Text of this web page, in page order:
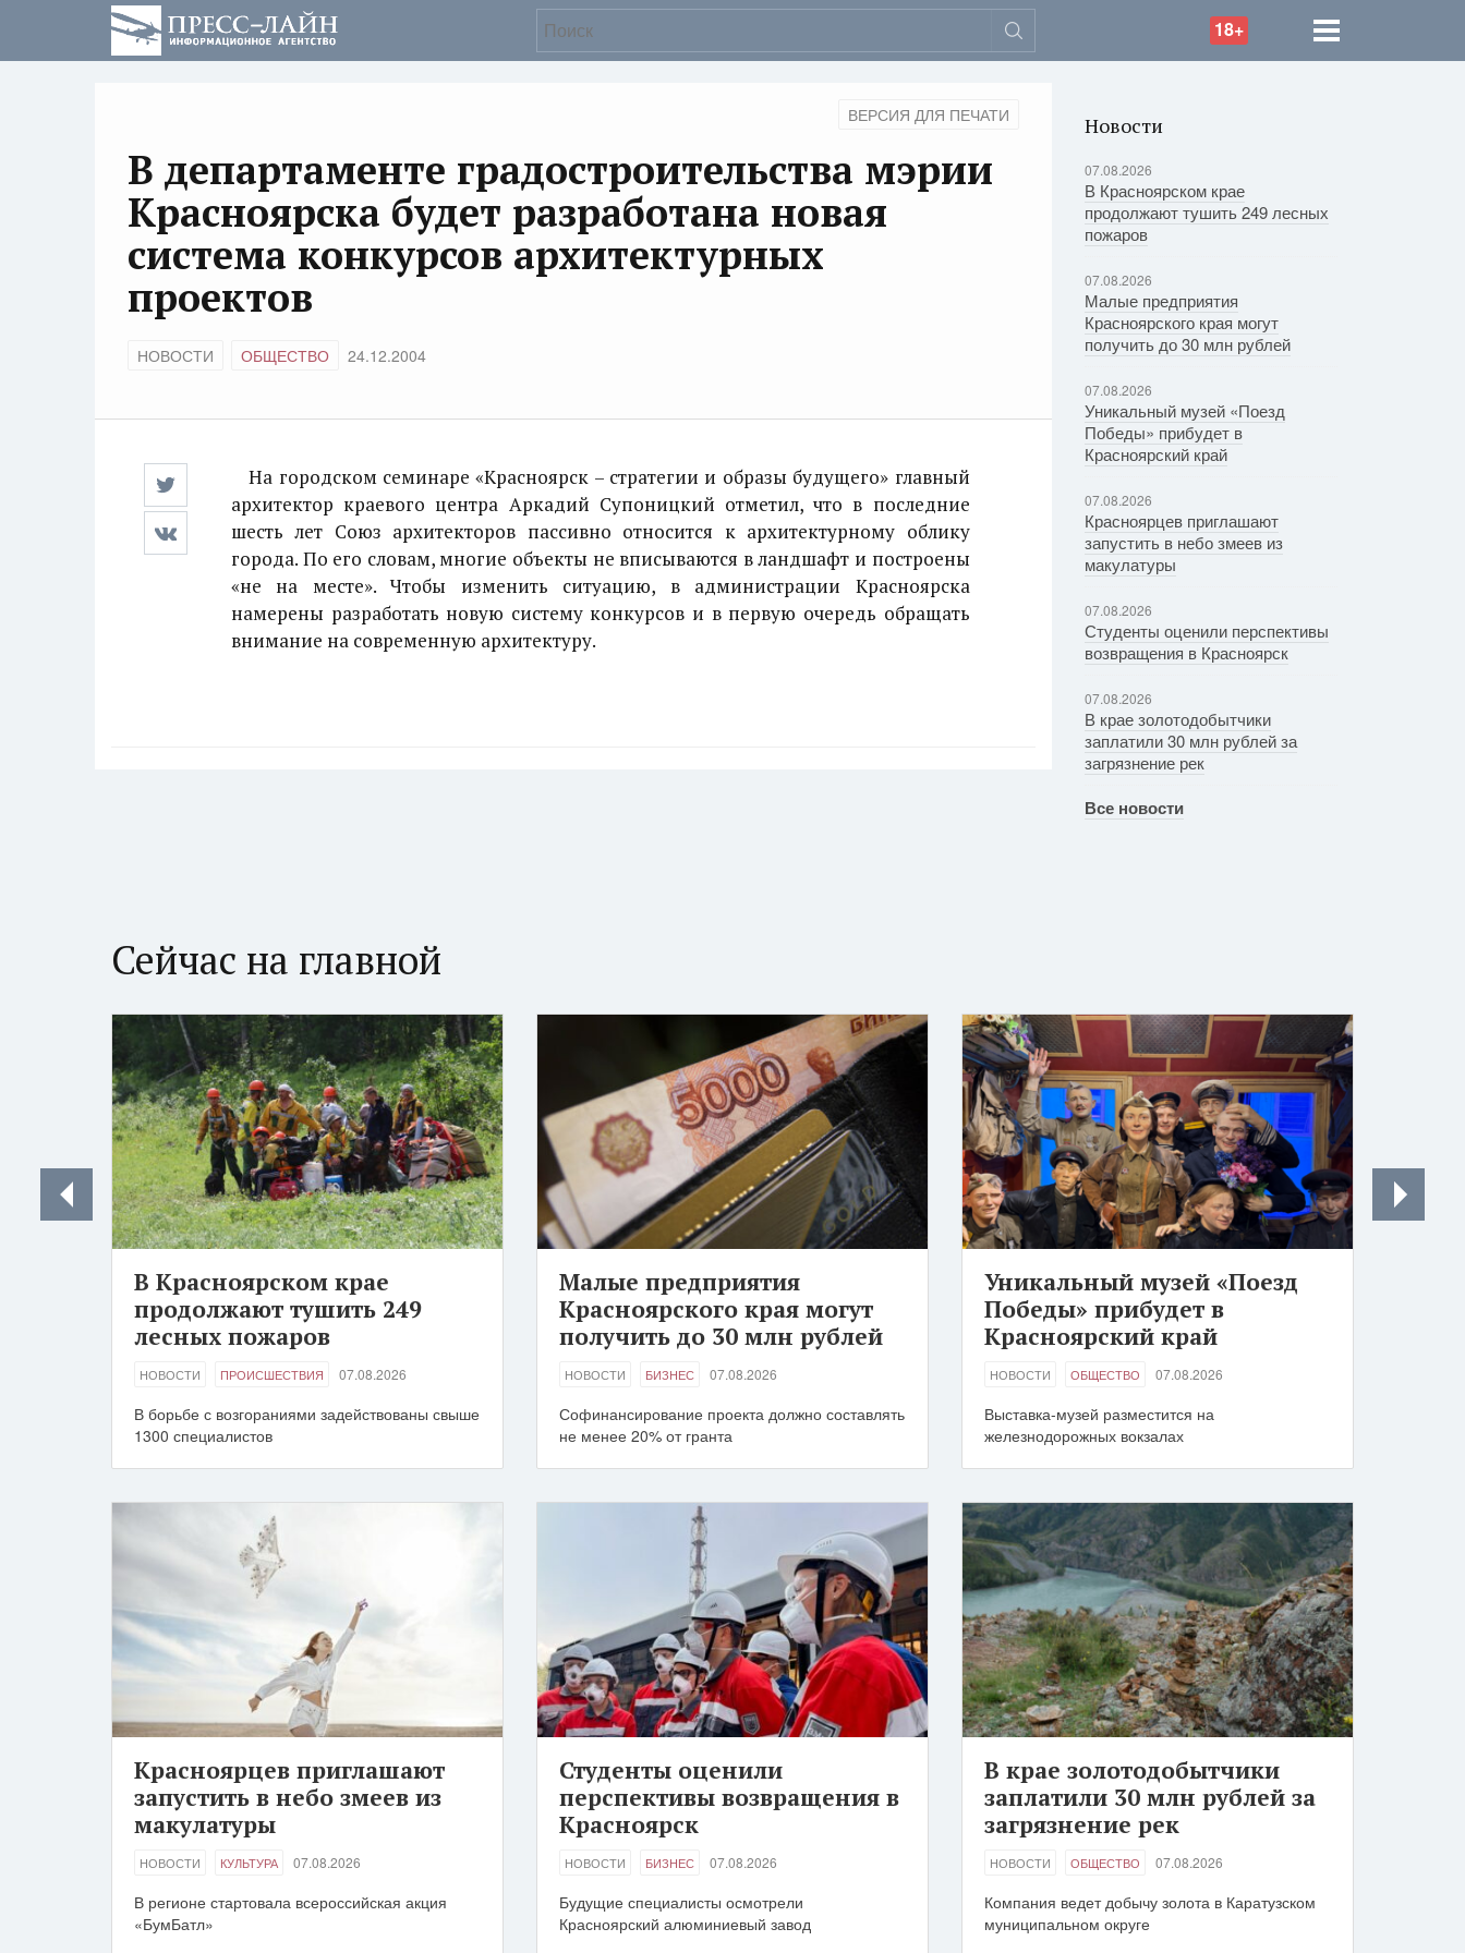
18+
ВЕРСИЯ ДЛЯ ПЕЧАТИ
В департаменте градостроительства мэрии
Красноярска будет разработана новая
система конкурсов архитектурных
проектов
НОВОСТИ ОБЩЕСТВО 24.12.2004
На городском семинаре «Красноярск – стратегии и образы будущего» главный
архитектор краевого центра Аркадий Супоницкий отметил, что в последние
шесть лет Союз архитекторов пассивно относится к архитектурному облику
города. По его словам, многие объекты не вписываются в ландшафт и построены
«не на месте». Чтобы изменить ситуацию, в администрации Красноярска
намерены разработать новую систему конкурсов и в первую очередь обращать
внимание на современную архитектуру.
Новости
07.08.2026
В Красноярском крае
продолжают тушить 249 лесных
пожаров
07.08.2026
Малые предприятия
Красноярского края могут
получить до 30 млн рублей
07.08.2026
Уникальный музей «Поезд
Победы» прибудет в
Красноярский край
07.08.2026
Красноярцев приглашают
запустить в небо змеев из
макулатуры
07.08.2026
Студенты оценили перспективы
возвращения в Красноярск
07.08.2026
В крае золотодобытчики
заплатили 30 млн рублей за
загрязнение рек
Все новости
Сейчас на главной
В Красноярском крае
продолжают тушить 249
лесных пожаров
НОВОСТИ ПРОИСШЕСТВИЯ 07.08.2026
В борьбе с возгораниями задействованы свыше
1300 специалистов
Малые предприятия
Красноярского края могут
получить до 30 млн рублей
НОВОСТИ БИЗНЕС 07.08.2026
Софинансирование проекта должно составлять
не менее 20% от гранта
Уникальный музей «Поезд
Победы» прибудет в
Красноярский край
НОВОСТИ ОБЩЕСТВО 07.08.2026
Выставка-музей разместится на
железнодорожных вокзалах
Красноярцев приглашают
запустить в небо змеев из
макулатуры
НОВОСТИ КУЛЬТУРА 07.08.2026
В регионе стартовала всероссийская акция
«БумБатл»
Студенты оценили
перспективы возвращения в
Красноярск
НОВОСТИ БИЗНЕС 07.08.2026
Будущие специалисты осмотрели
Красноярский алюминиевый завод
В крае золотодобытчики
заплатили 30 млн рублей за
загрязнение рек
НОВОСТИ ОБЩЕСТВО 07.08.2026
Компания ведет добычу золота в Каратузском
муниципальном округе